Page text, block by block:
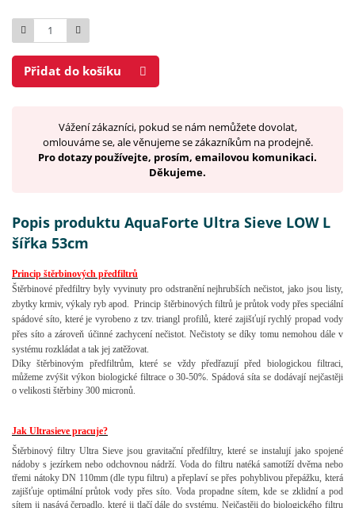
Počet
Přidat do košíku
Vážení zákazníci, pokud se nám nemůžete dovolat,
omlouváme se, ale věnujeme se zákazníkům na prodejně.
Pro dotazy používejte, prosím, emailovou komunikaci.
Děkujeme.
Popis produktu AquaForte Ultra Sieve LOW L
šířka 53cm
Princip štěrbinových předfiltrů
Štěrbinové předfiltry byly vyvinuty pro odstranění nejhrubších nečistot, jako jsou listy,
zbytky krmiv, výkaly ryb apod. Princip štěrbinových filtrů je průtok vody přes speciální
spádové síto, které je vyrobeno z tzv. triangl profilů, které zajišťují rychlý propad vody
přes síto a zároveň účinné zachycení nečistot. Nečistoty se díky tomu nemohou dále v
systému rozkládat a tak jej zatěžovat.
Díky štěrbinovým předfiltrům, které se vždy předřazují před biologickou filtraci,
můžeme zvýšit výkon biologické filtrace o 30-50%. Spádová síta se dodávají nejčastěji
o velikosti štěrbiny 300 micronů.
Jak Ultrasieve pracuje?
Štěrbinový filtry Ultra Sieve jsou gravitační předfiltry, které se instalují jako spojené
nádoby s jezírkem nebo odchovnou nádrží. Voda do filtru natéká samotíží dvěma nebo
třemi nátoky DN 110mm (dle typu filtru) a přeplaví se přes pohyblivou přepážku, která
zajišťuje optimální průtok vody přes síto. Voda propadne sítem, kde se zklidní a pod
sítem ji nasává čerpadlo, které ji tlačí dále do systému. Nejčastěji do biologického filtru